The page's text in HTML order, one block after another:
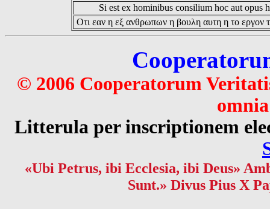
Si est ex hominibus consilium hoc aut opus
Οτι εαν η εξ ανθρωπων η βουλη αυτη η το εργον
© 2006 Cooperatorum
Litterula per inscriptionem
«Ubi Petrus, ibi Ecclesia, ibi Deus»
Sunt.» Divus Pius X